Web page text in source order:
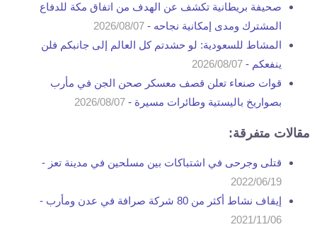
صحيفة بريطانية تكشف عن الهدف من اتفاق مكة للدفاع
المشترك ومدى إمكانية نجاحه - 2026/08/07
المشاط للسعودية: لو حشدتم كل العالم إلى جانبكم فلن
ينفعكم - 2026/08/07
قوات صنعاء تعلن قصف معسكر صحن الجن في مأرب
بصواريخ باليستية وطائرات مسيرة - 2026/08/07
مقالات متفرقة:
قتلى وجرحى في اشتباكات بين مسلحين في مدينة تعز -
2022/06/19
إيقاف نشاط أكثر من 80 شركة صرافة في عدن ومأرب -
2021/11/06